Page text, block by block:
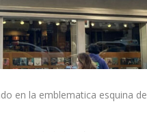
en la emblematica esquina de